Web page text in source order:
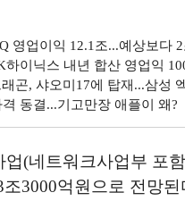
영업이익 12.1조...예상보다
닉스 내년 합산 영업익 100조 가나
곤, 샤오미17에 탑재...삼성 엑시
동결...기고만장 애플이 왜?
업(네트워크사업부 포
조3000억원으로 전망